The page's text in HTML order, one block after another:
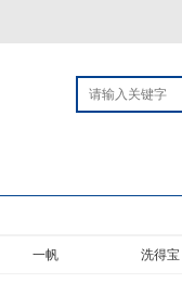
一帆 洗得宝